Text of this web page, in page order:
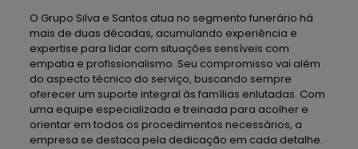
O Grupo Silva e Santos atua no segmento funerário há
mais de duas décadas, acumulando experiência e
expertise para lidar com situações sensíveis com
empatia e profissionalismo. Seu compromisso vai além
do aspecto técnico do serviço, buscando sempre
oferecer um suporte integral às famílias enlutadas. Com
uma equipe especializada e treinada para acolher e
orientar em todos os procedimentos necessários, a
empresa se destaca pela dedicação em cada detalhe.